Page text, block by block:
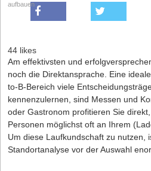
aufbauen
44 likes
Am effektivsten und
noch die Direktansprache. Eine
to-B-Bereich viele
kennenzulernen, sind Messen und
oder Gastronom profitieren Sie
Personen möglichst oft an Ihrem
Um diese Laufkundschaft zu nutzen,
Standortanalyse vor der Auswahl